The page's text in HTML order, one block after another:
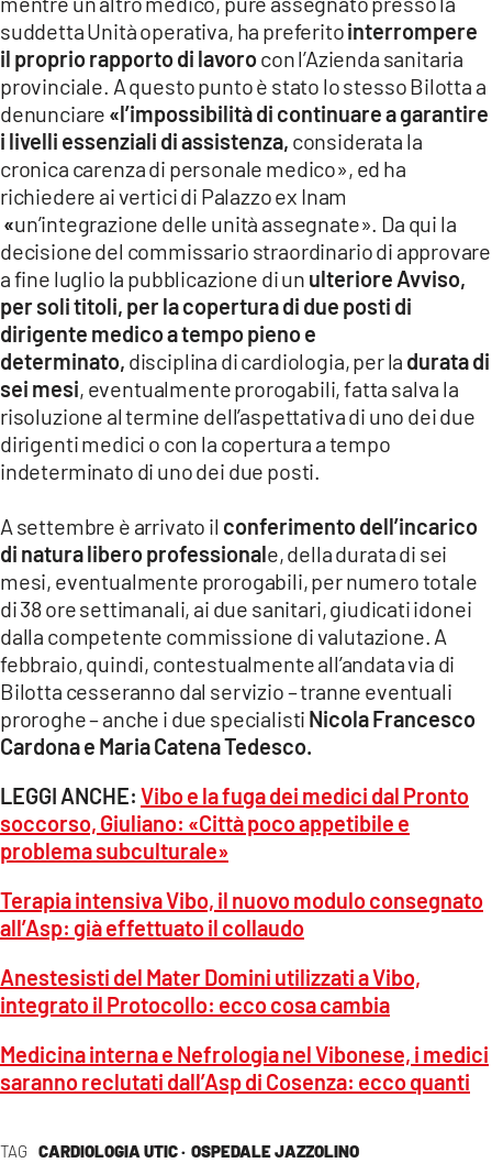
TAG CARDIOLOGIA UTIC · OSPEDALE JAZZOLINO
suddetta Unità operativa, ha preferitointerrompere
il proprio rapporto di lavorocon l’Azienda sanitaria
provinciale. A questo punto è stato lo stesso Bilotta a
denunciare «l’impossibilità di continuare a garantire
i livelli essenziali di assistenza, considerata la
cronica carenza di personale medico», ed ha
richiedere ai vertici di Palazzo ex Inam
«un’integrazione delle unità assegnate». Da qui la
decisione del commissario straordinario di approvare
a fine luglio la pubblicazione di un ulteriore Avviso,
per soli titoli, per la copertura di due posti di
dirigente medico a tempo pieno e
determinato, disciplina di cardiologia, per la durata di
sei mesi, eventualmente prorogabili, fatta salva la
risoluzione al termine dell’aspettativa di uno dei due
dirigenti medici o con la copertura a tempo
indeterminato di uno dei due posti.
A settembre è arrivato il conferimento dell’incarico
di natura libero professionale, della durata di sei
mesi, eventualmente prorogabili, per numero totale
di 38 ore settimanali, ai due sanitari, giudicati idonei
dalla competente commissione di valutazione. A
febbraio, quindi, contestualmente all’andata via di
Bilotta cesseranno dal servizio – tranne eventuali
proroghe – anche i due specialisti Nicola Francesco
Cardona e Maria Catena Tedesco.
LEGGI ANCHE: Vibo e la fuga dei medici dal Pronto
soccorso, Giuliano: «Città poco appetibile e
problema subculturale»
Terapia intensiva Vibo, il nuovo modulo consegnato
all’Asp: già effettuato il collaudo
Anestesisti del Mater Domini utilizzati a Vibo,
integrato il Protocollo: ecco cosa cambia
Medicina interna e Nefrologia nel Vibonese, i medici
saranno reclutati dall’Asp di Cosenza: ecco quanti